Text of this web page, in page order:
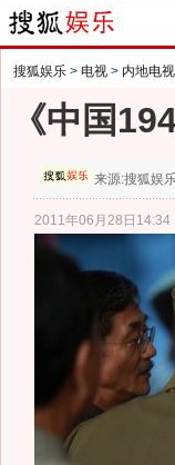
搜狐娱乐 > 电视 > 内地电视
《中国
来源:搜狐娱
2011年06月28日14:34